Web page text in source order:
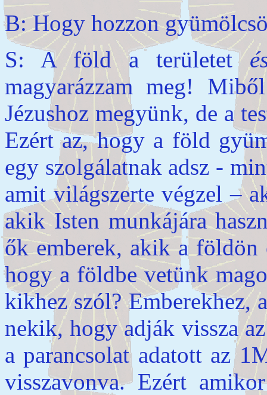
B: Hogy hozzon
S: A föld a területet
magyarázzam meg!
Jézushoz megyünk, de a
Ezért az, hogy a föld
egy szolgálatnak adsz -
amit világszerte végzel –
akik Isten munkájára
ők emberek, akik a
hogy a földbe vetünk
kikhez szól? Emberekhez,
nekik, hogy adják vissza
a parancsolat adatott az
visszavonva. Ezért